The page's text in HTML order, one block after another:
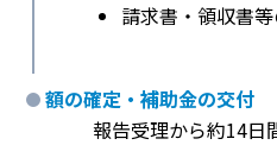
請求書・領収書等
額の確定・補助金の交付
報告受理から約14日